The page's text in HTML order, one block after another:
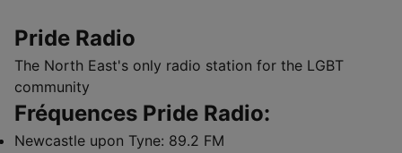
Pride Radio
The North East's only radio station for the LGBT
community
Fréquences Pride Radio:
Newcastle upon Tyne: 89.2 FM